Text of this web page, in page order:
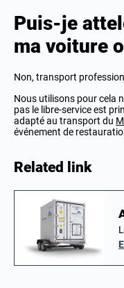
Puis-je
ma voiture
Non, transport
Nous utilisons pour cela
pas le libre-service est
adapté au transport du
événement de
Related link